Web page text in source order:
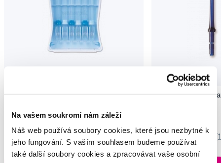
Na vašem soukromí nám záleží
Náš web používá soubory cookies, které jsou nezbytné k
jeho fungování. S vaším souhlasem budeme používat
také další soubory cookies a zpracovávat vaše osobní
Waterpik Tip Case pouzdro na trysky s
690 Kč
5,0
Skladem > 5 ks
Waterpik Tongue